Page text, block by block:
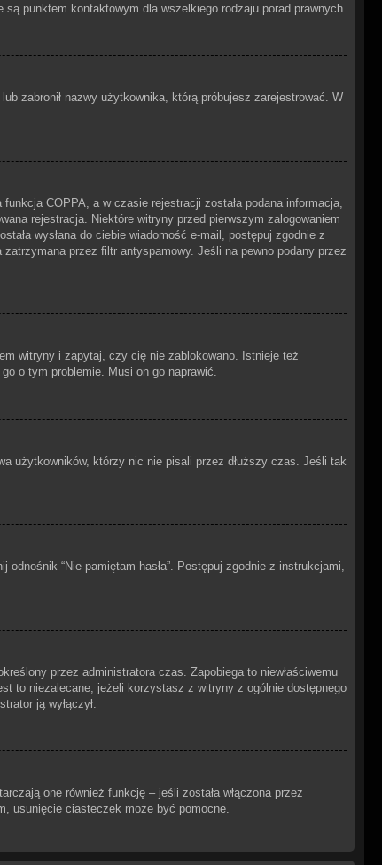
punktem kontaktowym dla wszelkiego rodzaju porad prawnych.
zabronił nazwy użytkownika, którą próbujesz zarejestrować. W
COPPA, a w czasie rejestracji została podana informacja,
rejestracja. Niektóre witryny przed pierwszym zalogowaniem
wysłana do ciebie wiadomość e-mail, postępuj zgodnie z
przez filtr antyspamowy. Jeśli na pewno podany przez
witryny i zapytaj, czy cię nie zablokowano. Istnieje też
o tym problemie. Musi on go naprawić.
użytkowników, którzy nic nie pisali przez dłuższy czas. Jeśli tak
“Nie pamiętam hasła”. Postępuj zgodnie z instrukcjami,
przez administratora czas. Zapobiega to niewłaściwemu
to niezalecane, jeżeli korzystasz z witryny z ogólnie dostępnego
ją wyłączył.
one również funkcję – jeśli została włączona przez
usunięcie ciasteczek może być pomocne.